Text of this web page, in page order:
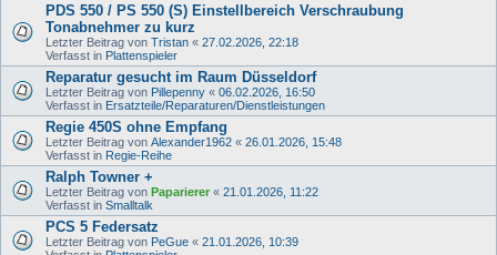
PDS 550 / PS 550 (S) Einstellbereich Verschraubung
Tonabnehmer zu kurz
Letzter Beitrag von Tristan « 27.02.2026, 22:18
Verfasst in Plattenspieler
Reparatur gesucht im Raum Düsseldorf
Letzter Beitrag von Pillepenny « 06.02.2026, 16:50
Verfasst in Ersatzteile/Reparaturen/Dienstleistungen
Regie 450S ohne Empfang
Letzter Beitrag von Alexander1962 « 26.01.2026, 15:48
Verfasst in Regie-Reihe
Ralph Towner +
Letzter Beitrag von Paparierer « 21.01.2026, 11:22
Verfasst in Smalltalk
PCS 5 Federsatz
Letzter Beitrag von PeGue « 21.01.2026, 10:39